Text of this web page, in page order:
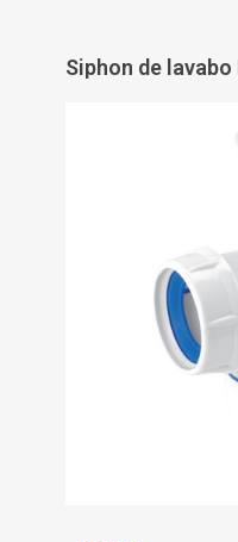
Siphon de lavabo